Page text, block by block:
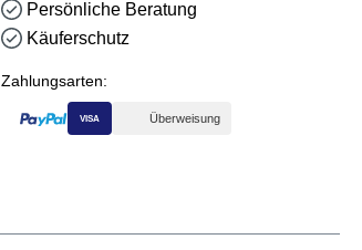
Persönliche Beratung
Käuferschutz
Zahlungsarten:
VISA Überweisung